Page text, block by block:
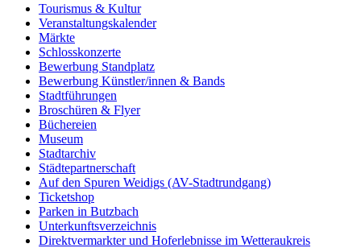
Tourismus & Kultur
Veranstaltungskalender
Märkte
Schlosskonzerte
Bewerbung Standplatz
Bewerbung Künstler/innen & Bands
Stadtführungen
Broschüren & Flyer
Büchereien
Museum
Stadtarchiv
Städtepartnerschaft
Auf den Spuren Weidigs (AV-Stadtrundgang)
Ticketshop
Parken in Butzbach
Unterkunftsverzeichnis
Direktvermarkter und Hoferlebnisse im Wetteraukreis